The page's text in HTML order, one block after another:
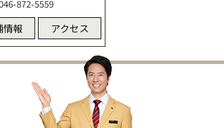
872-5559
情報 アクセス